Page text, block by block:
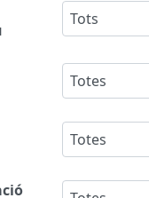
Tots
Totes
Totes